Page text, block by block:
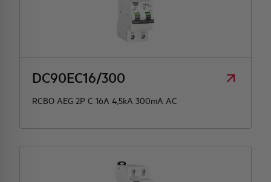
DC90EC16/300
RCBO AEG 2P C 16A 4,5kA 300mA AC